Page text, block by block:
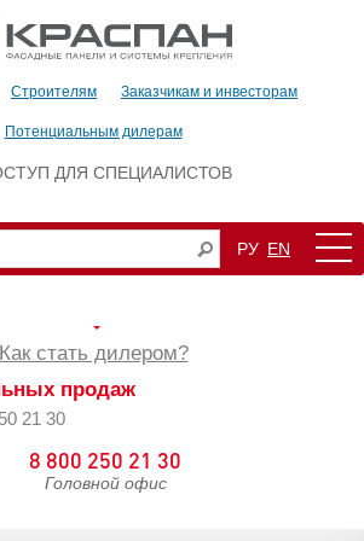
Строителям Заказчикам и инвесторам
Потенциальным дилерам
ДЛЯ СПЕЦИАЛИСТОВ
РУ EN
Как стать дилером?
продаж
21 30
8 800 250 21 30
Головной офис